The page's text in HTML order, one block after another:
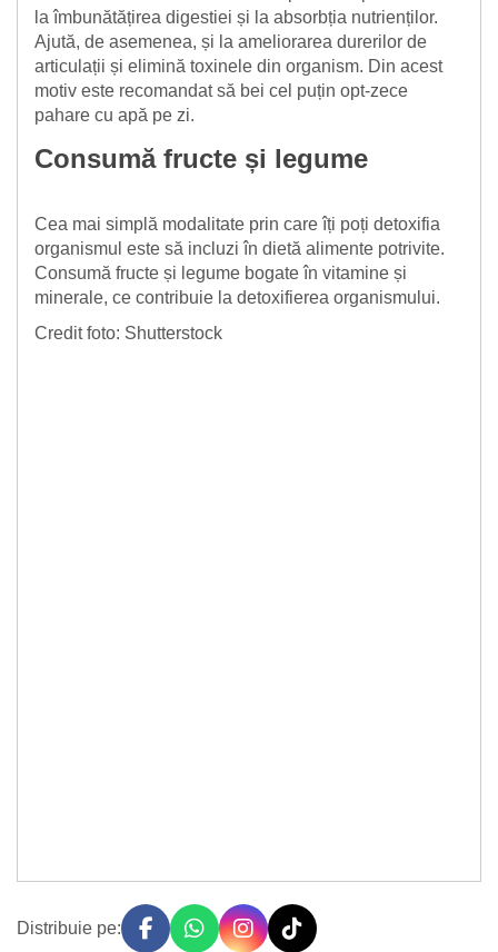
la îmbunătățirea digestiei și la absorbția nutrienților.
Ajută, de asemenea, și la ameliorarea durerilor de
articulații și elimină toxinele din organism. Din acest
motiv este recomandat să bei cel puțin opt-zece
pahare cu apă pe zi.
Consumă fructe și legume
Cea mai simplă modalitate prin care îți poți detoxifia
organismul este să incluzi în dietă alimente potrivite.
Consumă fructe și legume bogate în vitamine și
minerale, ce contribuie la detoxifierea organismului.
Credit foto: Shutterstock
Distribuie pe: